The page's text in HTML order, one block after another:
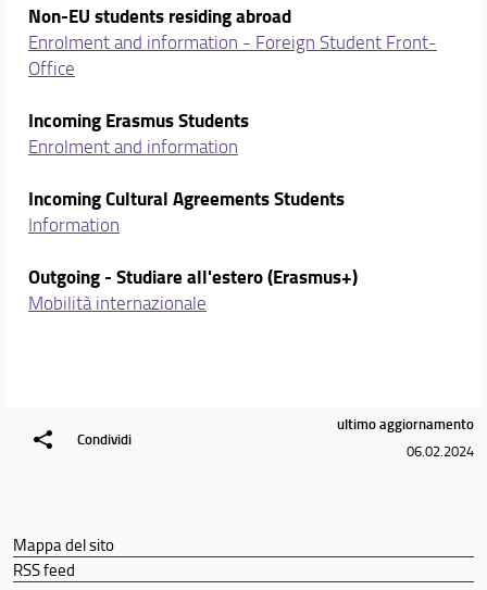
Non-EU studentsresiding abroad
Enrolment and information - Foreign Student Front-
Office
Incoming Erasmus Students
Enrolment and information
Incoming Cultural Agreements Students
Information
Outgoing - Studiare all'estero (Erasmus+)
Mobilità internazionale
Condividi
ultimo aggiornamento
06.02.2024
Mappa del sito
RSS feed